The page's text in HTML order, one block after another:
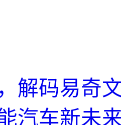
解码易奇
汽车新未